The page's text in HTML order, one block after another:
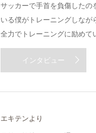
サッカーで手首を負傷したの
いる僕がトレーニングしな
全力でトレーニングに励めて
インタビュー
エキテンより